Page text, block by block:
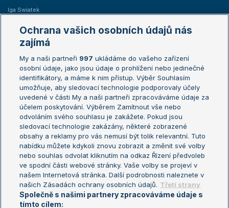
Iga Swiatek
Žebříčky
Žebříček ATP (muži)
Žebříček WTA (ženy)
Sázkařský žebříček
Australian Open
French Open
Wimbledon
US Open
Turnaj mistrů
Turnaj mistryň
Aktualní trendy
Fotbalové přestupy
Livesport Daily
LS Prague Open
Ochrana vašich osobních údajů nás
zajímá
My a naši partneři 997 ukládáme do vašeho zařízení
osobní údaje, jako jsou údaje o prohlížení nebo jedinečné
identifikátory, a máme k nim přístup. Výběr Souhlasím
umožňuje, aby sledovací technologie podporovaly účely
uvedené v části My a naši partneři zpracováváme údaje za
účelem poskytování. Výběrem Zamítnout vše nebo
odvoláním svého souhlasu je zakážete. Pokud jsou
sledovací technologie zakázány, některé zobrazené
obsahy a reklamy pro vás nemusí být tolik relevantní. Tuto
nabídku můžete kdykoli znovu zobrazit a změnit své volby
nebo souhlas odvolat kliknutím na odkaz Řízení předvoleb
ve spodní části webové stránky. Vaše volby se projeví v
našem Internetová stránka. Další podrobnosti naleznete v
našich Zásadách ochrany osobních údajů. Třetí strany
Společně s našimi partnery zpracováváme údaje s
tímto cílem: